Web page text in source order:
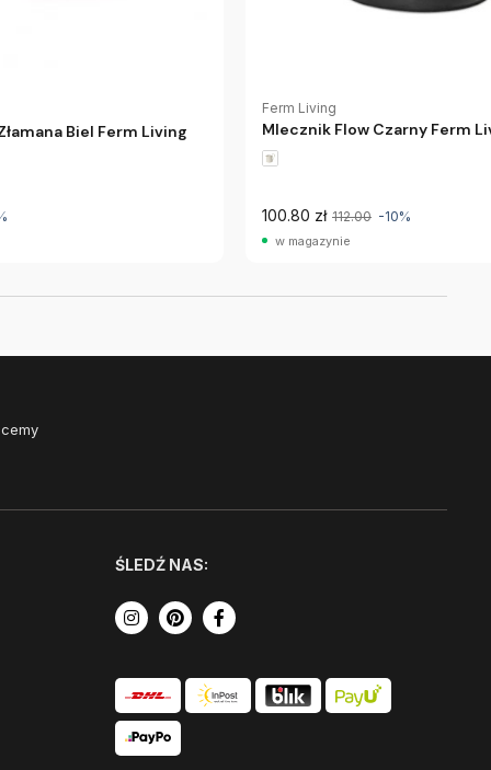
Biel Ferm Living
Ferm Living
Mlecznik Flow Czarny Ferm
100.80 zł 112.00 -10%
w magazynie
ŚLEDŹ NAS: